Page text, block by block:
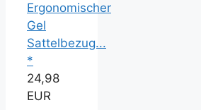
Ergonomischer
Gel
Sattelbezug...
*
24,98
EUR